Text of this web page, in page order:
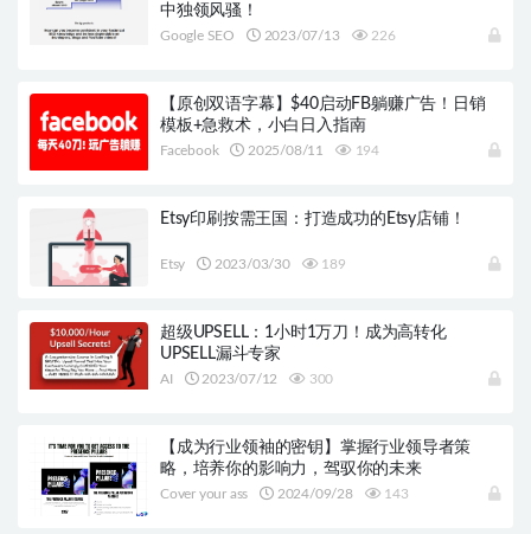
中独领风骚！
Google SEO 2023/07/13 226
【原创双语字幕】$40启动FB躺赚广告！日销
模板+急救术，小白日入指南
Facebook 2025/08/11 194
Etsy印刷按需王国：打造成功的Etsy店铺！
Etsy 2023/03/30 189
超级UPSELL：1小时1万刀！成为高转化
UPSELL漏斗专家
AI 2023/07/12 300
【成为行业领袖的密钥】掌握行业领导者策
略，培养你的影响力，驾驭你的未来
Cover your ass 2024/09/28 143